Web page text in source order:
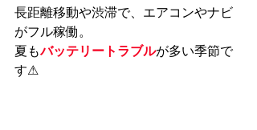
長距離移動や渋滞で、エアコンやナビ
がフル稼働。
夏もバッテリートラブルが多い季節で
す⚠